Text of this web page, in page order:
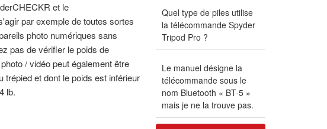
Quel type de piles utilise
la télécommande Spyder
Tripod Pro ?
Le manuel désigne la
télécommande sous le
nom Bluetooth « BT-5 »
mais je ne la trouve pas.
et le
par exemple de toutes sortes
photo numériques sans
pas de vérifier le poids de
/ vidéo peut également être
et dont le poids est inférieur
lb.